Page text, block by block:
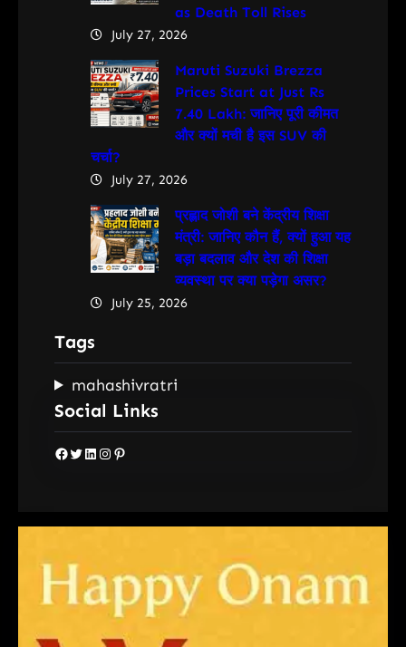
as Death Toll Rises
July 27, 2026
Maruti Suzuki Brezza
Prices Start at Just Rs
7.40 Lakh: जानिए पूरी कीमत
और क्यों मची है इस SUV की
चर्चा?
July 27, 2026
प्रह्लाद जोशी बने केंद्रीय शिक्षा
मंत्री: जानिए कौन हैं, क्यों हुआ यह
बड़ा बदलाव और देश की शिक्षा
व्यवस्था पर क्या पड़ेगा असर?
July 25, 2026
Tags
mahashivratri
Social Links
Facebook Twitter LinkedIn Instagram Pinterest